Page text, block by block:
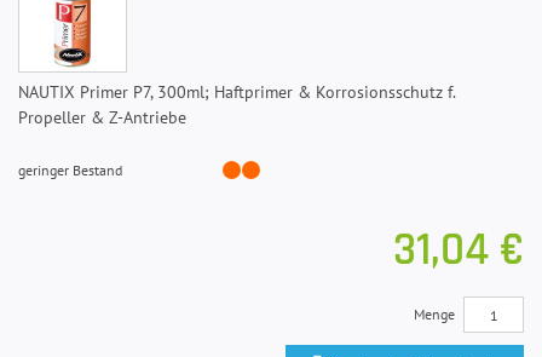
NAUTIX Primer P7, 300ml; Haftprimer & Korrosionsschutz f.
Propeller & Z-Antriebe
geringer Bestand
31,04 €
Menge